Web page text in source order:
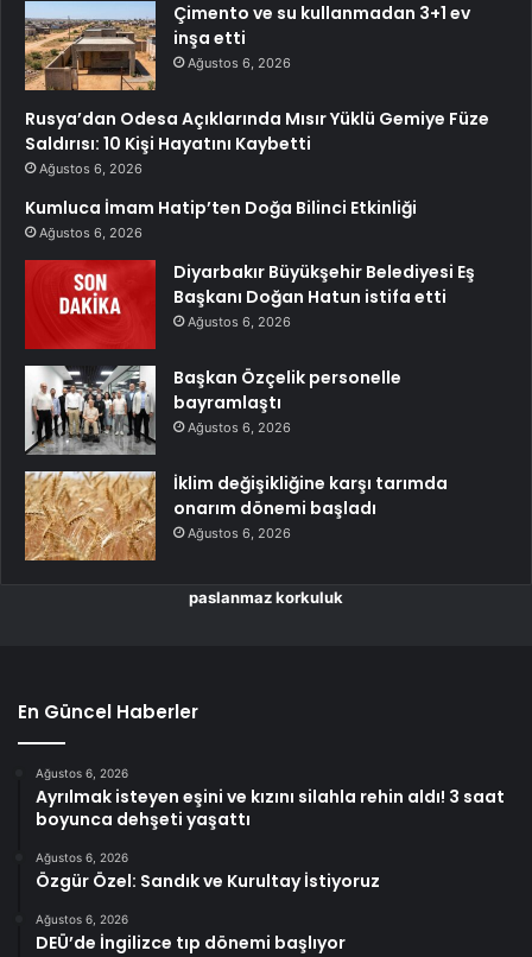
Çimento ve su kullanmadan 3+1 ev
inşa etti
Ağustos 6, 2026
Rusya’dan Odesa Açıklarında Mısır Yüklü Gemiye Füze
Saldırısı: 10 Kişi Hayatını Kaybetti
Ağustos 6, 2026
Kumluca İmam Hatip’ten Doğa Bilinci Etkinliği
Ağustos 6, 2026
Diyarbakır Büyükşehir Belediyesi Eş
Başkanı Doğan Hatun istifa etti
Ağustos 6, 2026
Başkan Özçelik personelle
bayramlaştı
Ağustos 6, 2026
İklim değişikliğine karşı tarımda
onarım dönemi başladı
Ağustos 6, 2026
paslanmaz korkuluk
En Güncel Haberler
Ağustos 6, 2026
Ayrılmak isteyen eşini ve kızını silahla rehin aldı! 3 saat
boyunca dehşeti yaşattı
Ağustos 6, 2026
Özgür Özel: Sandık ve Kurultay İstiyoruz
Ağustos 6, 2026
DEÜ’de İngilizce tıp dönemi başlıyor